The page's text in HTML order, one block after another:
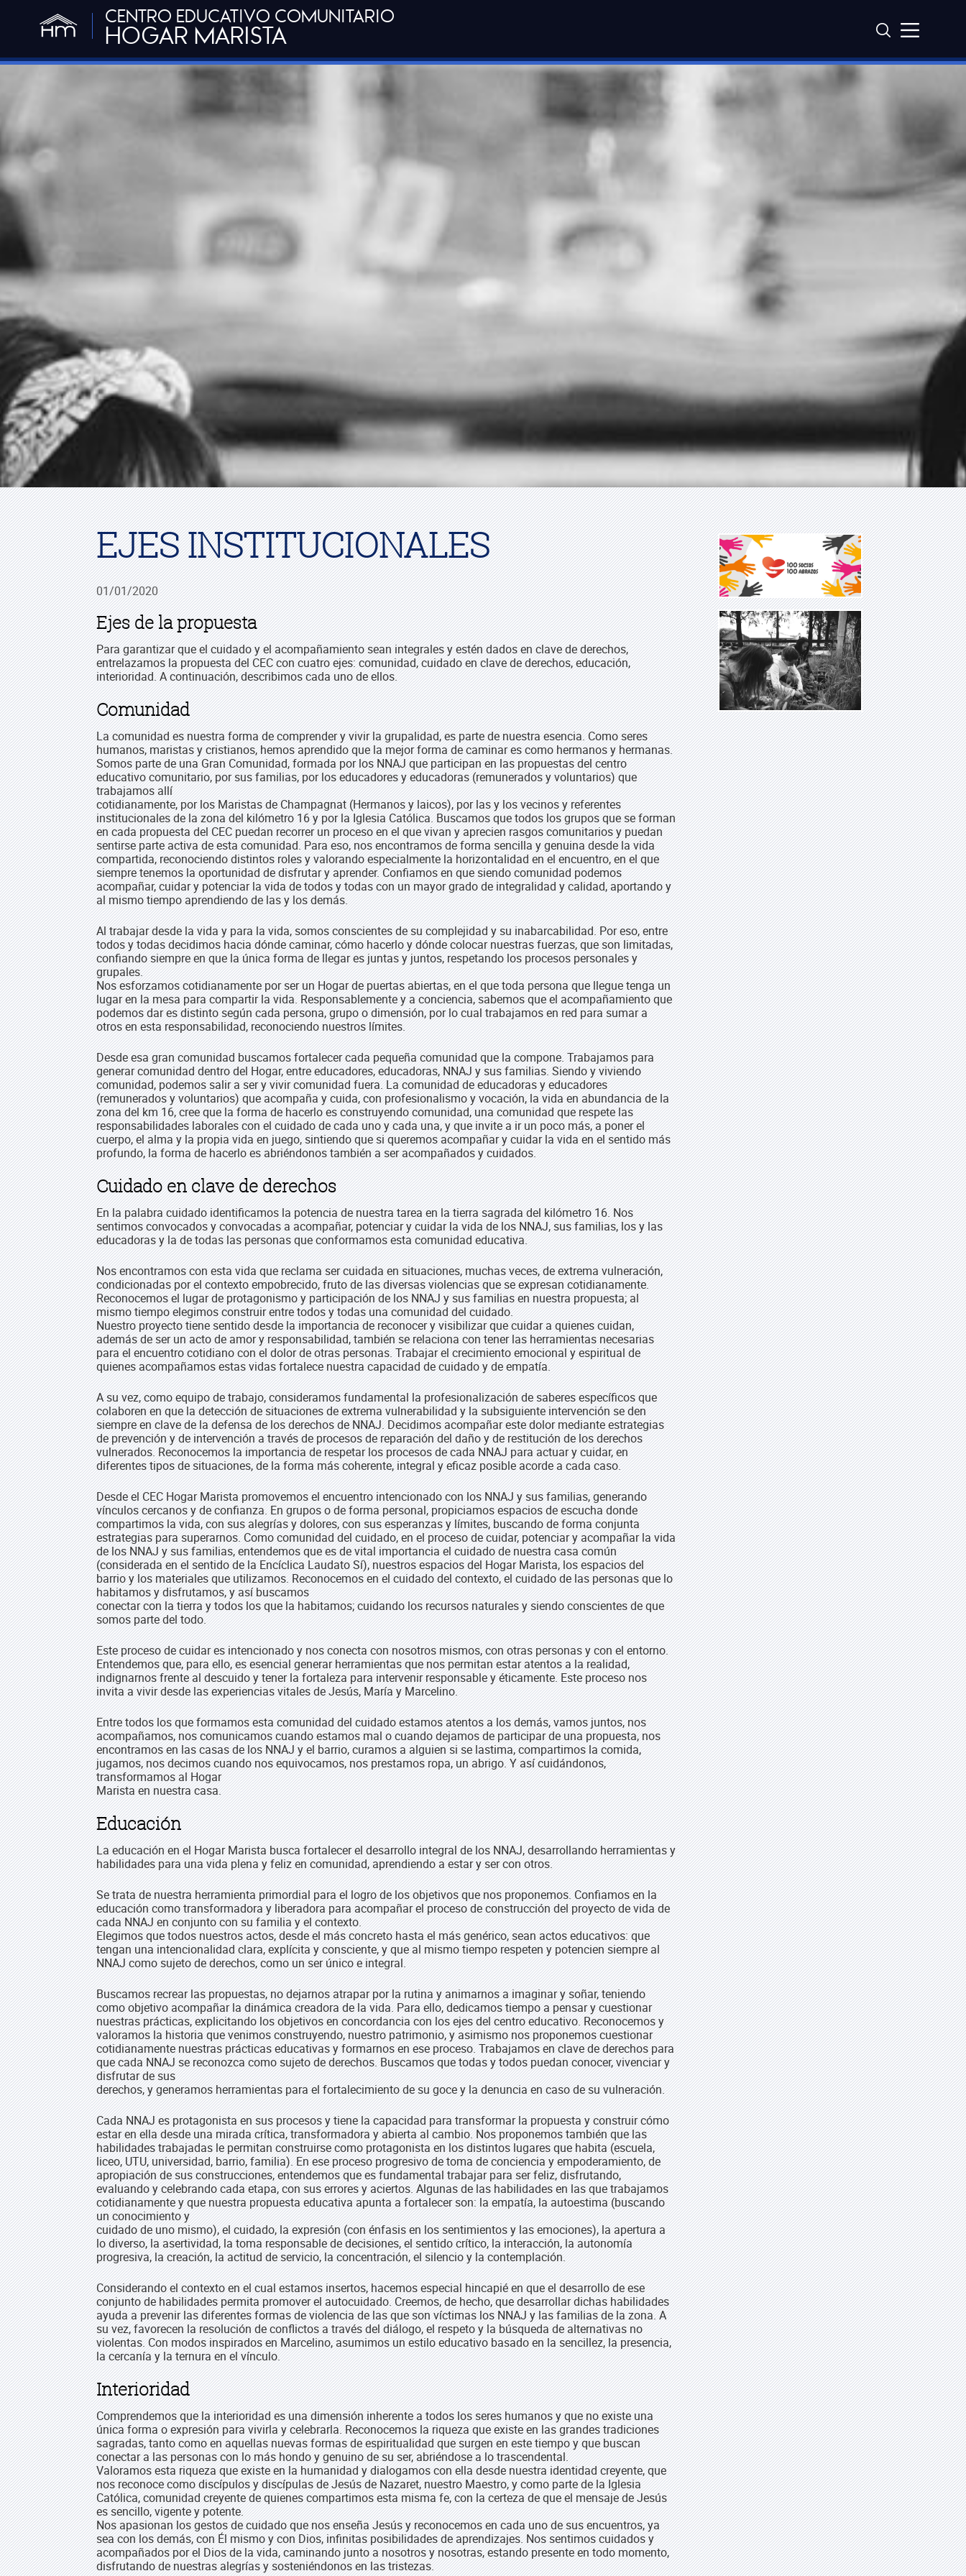
CENTRO EDUCATIVO COMUNITARIO
HOGAR MARISTA
EJES INSTITUCIONALES
01/01/2020
Ejes de la propuesta
Para garantizar que el cuidado y el acompañamiento sean integrales y estén dados en clave de derechos,
entrelazamos la propuesta del CEC con cuatro ejes: comunidad, cuidado en clave de derechos, educación,
interioridad. A continuación, describimos cada uno de ellos.
Comunidad
La comunidad es nuestra forma de comprender y vivir la grupalidad, es parte de nuestra esencia. Como seres
humanos, maristas y cristianos, hemos aprendido que la mejor forma de caminar es como hermanos y hermanas.
Somos parte de una Gran Comunidad, formada por los NNAJ que participan en las propuestas del centro
educativo comunitario, por sus familias, por los educadores y educadoras (remunerados y voluntarios) que
trabajamos allí
cotidianamente, por los Maristas de Champagnat (Hermanos y laicos), por las y los vecinos y referentes
institucionales de la zona del kilómetro 16 y por la Iglesia Católica. Buscamos que todos los grupos que se forman
en cada propuesta del CEC puedan recorrer un proceso en el que vivan y aprecien rasgos comunitarios y puedan
sentirse parte activa de esta comunidad. Para eso, nos encontramos de forma sencilla y genuina desde la vida
compartida, reconociendo distintos roles y valorando especialmente la horizontalidad en el encuentro, en el que
siempre tenemos la oportunidad de disfrutar y aprender. Confiamos en que siendo comunidad podemos
acompañar, cuidar y potenciar la vida de todos y todas con un mayor grado de integralidad y calidad, aportando y
al mismo tiempo aprendiendo de las y los demás.
Al trabajar desde la vida y para la vida, somos conscientes de su complejidad y su inabarcabilidad. Por eso, entre
todos y todas decidimos hacia dónde caminar, cómo hacerlo y dónde colocar nuestras fuerzas, que son limitadas,
confiando siempre en que la única forma de llegar es juntas y juntos, respetando los procesos personales y
grupales.
Nos esforzamos cotidianamente por ser un Hogar de puertas abiertas, en el que toda persona que llegue tenga un
lugar en la mesa para compartir la vida. Responsablemente y a conciencia, sabemos que el acompañamiento que
podemos dar es distinto según cada persona, grupo o dimensión, por lo cual trabajamos en red para sumar a
otros en esta responsabilidad, reconociendo nuestros límites.
Desde esa gran comunidad buscamos fortalecer cada pequeña comunidad que la compone. Trabajamos para
generar comunidad dentro del Hogar, entre educadores, educadoras, NNAJ y sus familias. Siendo y viviendo
comunidad, podemos salir a ser y vivir comunidad fuera. La comunidad de educadoras y educadores
(remunerados y voluntarios) que acompaña y cuida, con profesionalismo y vocación, la vida en abundancia de la
zona del km 16, cree que la forma de hacerlo es construyendo comunidad, una comunidad que respete las
responsabilidades laborales con el cuidado de cada uno y cada una, y que invite a ir un poco más, a poner el
cuerpo, el alma y la propia vida en juego, sintiendo que si queremos acompañar y cuidar la vida en el sentido más
profundo, la forma de hacerlo es abriéndonos también a ser acompañados y cuidados.
Cuidado en clave de derechos
En la palabra cuidado identificamos la potencia de nuestra tarea en la tierra sagrada del kilómetro 16. Nos
sentimos convocados y convocadas a acompañar, potenciar y cuidar la vida de los NNAJ, sus familias, los y las
educadoras y la de todas las personas que conformamos esta comunidad educativa.
Nos encontramos con esta vida que reclama ser cuidada en situaciones, muchas veces, de extrema vulneración,
condicionadas por el contexto empobrecido, fruto de las diversas violencias que se expresan cotidianamente.
Reconocemos el lugar de protagonismo y participación de los NNAJ y sus familias en nuestra propuesta; al
mismo tiempo elegimos construir entre todos y todas una comunidad del cuidado.
Nuestro proyecto tiene sentido desde la importancia de reconocer y visibilizar que cuidar a quienes cuidan,
además de ser un acto de amor y responsabilidad, también se relaciona con tener las herramientas necesarias
para el encuentro cotidiano con el dolor de otras personas. Trabajar el crecimiento emocional y espiritual de
quienes acompañamos estas vidas fortalece nuestra capacidad de cuidado y de empatía.
A su vez, como equipo de trabajo, consideramos fundamental la profesionalización de saberes específicos que
colaboren en que la detección de situaciones de extrema vulnerabilidad y la subsiguiente intervención se den
siempre en clave de la defensa de los derechos de NNAJ. Decidimos acompañar este dolor mediante estrategias
de prevención y de intervención a través de procesos de reparación del daño y de restitución de los derechos
vulnerados. Reconocemos la importancia de respetar los procesos de cada NNAJ para actuar y cuidar, en
diferentes tipos de situaciones, de la forma más coherente, integral y eficaz posible acorde a cada caso.
Desde el CEC Hogar Marista promovemos el encuentro intencionado con los NNAJ y sus familias, generando
vínculos cercanos y de confianza. En grupos o de forma personal, propiciamos espacios de escucha donde
compartimos la vida, con sus alegrías y dolores, con sus esperanzas y límites, buscando de forma conjunta
estrategias para superarnos. Como comunidad del cuidado, en el proceso de cuidar, potenciar y acompañar la vida
de los NNAJ y sus familias, entendemos que es de vital importancia el cuidado de nuestra casa común
(considerada en el sentido de la Encíclica Laudato Sí), nuestros espacios del Hogar Marista, los espacios del
barrio y los materiales que utilizamos. Reconocemos en el cuidado del contexto, el cuidado de las personas que lo
habitamos y disfrutamos, y así buscamos
conectar con la tierra y todos los que la habitamos; cuidando los recursos naturales y siendo conscientes de que
somos parte del todo.
Este proceso de cuidar es intencionado y nos conecta con nosotros mismos, con otras personas y con el entorno.
Entendemos que, para ello, es esencial generar herramientas que nos permitan estar atentos a la realidad,
indignarnos frente al descuido y tener la fortaleza para intervenir responsable y éticamente. Este proceso nos
invita a vivir desde las experiencias vitales de Jesús, María y Marcelino.
Entre todos los que formamos esta comunidad del cuidado estamos atentos a los demás, vamos juntos, nos
acompañamos, nos comunicamos cuando estamos mal o cuando dejamos de participar de una propuesta, nos
encontramos en las casas de los NNAJ y el barrio, curamos a alguien si se lastima, compartimos la comida,
jugamos, nos decimos cuando nos equivocamos, nos prestamos ropa, un abrigo. Y así cuidándonos,
transformamos al Hogar
Marista en nuestra casa.
Educación
La educación en el Hogar Marista busca fortalecer el desarrollo integral de los NNAJ, desarrollando herramientas y
habilidades para una vida plena y feliz en comunidad, aprendiendo a estar y ser con otros.
Se trata de nuestra herramienta primordial para el logro de los objetivos que nos proponemos. Confiamos en la
educación como transformadora y liberadora para acompañar el proceso de construcción del proyecto de vida de
cada NNAJ en conjunto con su familia y el contexto.
Elegimos que todos nuestros actos, desde el más concreto hasta el más genérico, sean actos educativos: que
tengan una intencionalidad clara, explícita y consciente, y que al mismo tiempo respeten y potencien siempre al
NNAJ como sujeto de derechos, como un ser único e integral.
Buscamos recrear las propuestas, no dejarnos atrapar por la rutina y animarnos a imaginar y soñar, teniendo
como objetivo acompañar la dinámica creadora de la vida. Para ello, dedicamos tiempo a pensar y cuestionar
nuestras prácticas, explicitando los objetivos en concordancia con los ejes del centro educativo. Reconocemos y
valoramos la historia que venimos construyendo, nuestro patrimonio, y asimismo nos proponemos cuestionar
cotidianamente nuestras prácticas educativas y formarnos en ese proceso. Trabajamos en clave de derechos para
que cada NNAJ se reconozca como sujeto de derechos. Buscamos que todas y todos puedan conocer, vivenciar y
disfrutar de sus
derechos, y generamos herramientas para el fortalecimiento de su goce y la denuncia en caso de su vulneración.
Cada NNAJ es protagonista en sus procesos y tiene la capacidad para transformar la propuesta y construir cómo
estar en ella desde una mirada crítica, transformadora y abierta al cambio. Nos proponemos también que las
habilidades trabajadas le permitan construirse como protagonista en los distintos lugares que habita (escuela,
liceo, UTU, universidad, barrio, familia). En ese proceso progresivo de toma de conciencia y empoderamiento, de
apropiación de sus construcciones, entendemos que es fundamental trabajar para ser feliz, disfrutando,
evaluando y celebrando cada etapa, con sus errores y aciertos. Algunas de las habilidades en las que trabajamos
cotidianamente y que nuestra propuesta educativa apunta a fortalecer son: la empatía, la autoestima (buscando
un conocimiento y
cuidado de uno mismo), el cuidado, la expresión (con énfasis en los sentimientos y las emociones), la apertura a
lo diverso, la asertividad, la toma responsable de decisiones, el sentido crítico, la interacción, la autonomía
progresiva, la creación, la actitud de servicio, la concentración, el silencio y la contemplación.
Considerando el contexto en el cual estamos insertos, hacemos especial hincapié en que el desarrollo de ese
conjunto de habilidades permita promover el autocuidado. Creemos, de hecho, que desarrollar dichas habilidades
ayuda a prevenir las diferentes formas de violencia de las que son víctimas los NNAJ y las familias de la zona. A
su vez, favorecen la resolución de conflictos a través del diálogo, el respeto y la búsqueda de alternativas no
violentas. Con modos inspirados en Marcelino, asumimos un estilo educativo basado en la sencillez, la presencia,
la cercanía y la ternura en el vínculo.
Interioridad
Comprendemos que la interioridad es una dimensión inherente a todos los seres humanos y que no existe una
única forma o expresión para vivirla y celebrarla. Reconocemos la riqueza que existe en las grandes tradiciones
sagradas, tanto como en aquellas nuevas formas de espiritualidad que surgen en este tiempo y que buscan
conectar a las personas con lo más hondo y genuino de su ser, abriéndose a lo trascendental.
Valoramos esta riqueza que existe en la humanidad y dialogamos con ella desde nuestra identidad creyente, que
nos reconoce como discípulos y discípulas de Jesús de Nazaret, nuestro Maestro, y como parte de la Iglesia
Católica, comunidad creyente de quienes compartimos esta misma fe, con la certeza de que el mensaje de Jesús
es sencillo, vigente y potente.
Nos apasionan los gestos de cuidado que nos enseña Jesús y reconocemos en cada uno de sus encuentros, ya
sea con los demás, con Él mismo y con Dios, infinitas posibilidades de aprendizajes. Nos sentimos cuidados y
acompañados por el Dios de la vida, caminando junto a nosotros y nosotras, estando presente en todo momento,
disfrutando de nuestras alegrías y sosteniéndonos en las tristezas.